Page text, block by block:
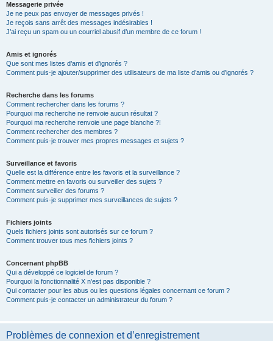
Messagerie privée
Je ne peux pas envoyer de messages privés !
Je reçois sans arrêt des messages indésirables !
J’ai reçu un spam ou un courriel abusif d’un membre de ce forum !
Amis et ignorés
Que sont mes listes d’amis et d’ignorés ?
Comment puis-je ajouter/supprimer des utilisateurs de ma liste d’amis ou d’ignorés ?
Recherche dans les forums
Comment rechercher dans les forums ?
Pourquoi ma recherche ne renvoie aucun résultat ?
Pourquoi ma recherche renvoie une page blanche ?!
Comment rechercher des membres ?
Comment puis-je trouver mes propres messages et sujets ?
Surveillance et favoris
Quelle est la différence entre les favoris et la surveillance ?
Comment mettre en favoris ou surveiller des sujets ?
Comment surveiller des forums ?
Comment puis-je supprimer mes surveillances de sujets ?
Fichiers joints
Quels fichiers joints sont autorisés sur ce forum ?
Comment trouver tous mes fichiers joints ?
Concernant phpBB
Qui a développé ce logiciel de forum ?
Pourquoi la fonctionnalité X n’est pas disponible ?
Qui contacter pour les abus ou les questions légales concernant ce forum ?
Comment puis-je contacter un administrateur du forum ?
Problèmes de connexion et d’enregistrement